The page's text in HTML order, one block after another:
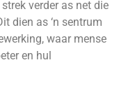
verder as net die
dien as ‘n sentrum
waar mense
en hul